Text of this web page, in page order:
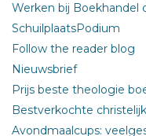
Werken bij Boekhandel
SchuilplaatsPodium
Follow the reader blog
Nieuwsbrief
Prijs beste theologie
Bestverkochte
Avondmaalcups: